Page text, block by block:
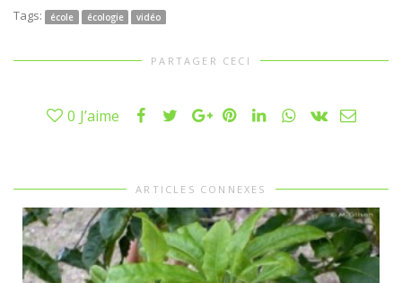
Tags: école écologie vidéo
PARTAGER CECI
0 J’aime
ARTICLES CONNEXES